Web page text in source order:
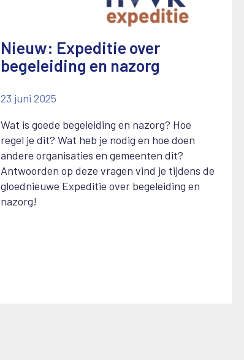
Nieuw: Expeditie over
begeleiding en nazorg
23 juni 2025
Wat is goede begeleiding en nazorg? Hoe
regel je dit? Wat heb je nodig en hoe doen
andere organisaties en gemeenten dit?
Antwoorden op deze vragen vind je tijdens de
gloednieuwe Expeditie over begeleiding en
nazorg!